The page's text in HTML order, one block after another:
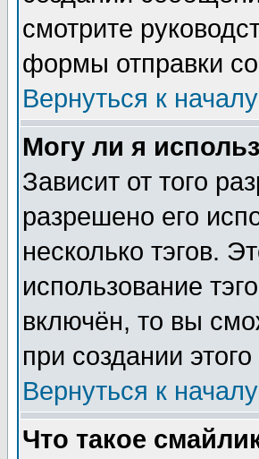
смотрите
формы отправки
Вернуться к началу
Могу ли я
Зависит от того
разрешено его
несколько тэгов.
использование
включён, то вы
при создании
Вернуться к началу
Что такое